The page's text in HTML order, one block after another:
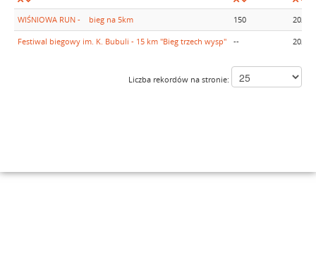
WIŚNIOWA RUN - bieg na 5km 150 2025-
Festiwal biegowy im. K. Bubuli - 15 km "Bieg trzech wysp" -- 2025-
Liczba rekordów na stronie: